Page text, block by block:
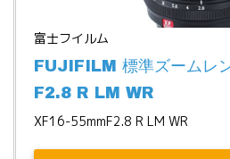
富士フイルム
FUJIFILM 標準ズームレ
F2.8 R LM WR
XF16-55mmF2.8 R LM WR